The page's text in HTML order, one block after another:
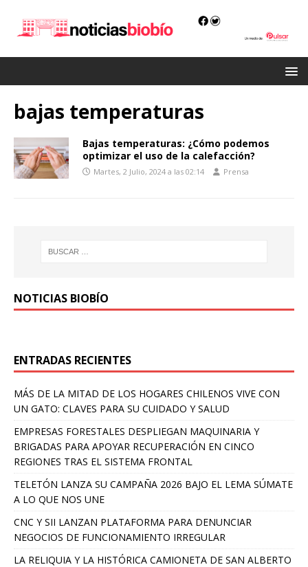
bajas temperaturas
Bajas temperaturas: ¿Cómo podemos
optimizar el uso de la calefacción?
Martes, 2 Julio, 2024 a las 02:14 Prensa
NOTICIAS BIOBÍO
ENTRADAS RECIENTES
MÁS DE LA MITAD DE LOS HOGARES CHILENOS VIVE CON
UN GATO: CLAVES PARA SU CUIDADO Y SALUD
EMPRESAS FORESTALES DESPLIEGAN MAQUINARIA Y
BRIGADAS PARA APOYAR RECUPERACIÓN EN CINCO
REGIONES TRAS EL SISTEMA FRONTAL
TELETÓN LANZA SU CAMPAÑA 2026 BAJO EL LEMA SÚMATE
A LO QUE NOS UNE
CNC Y SII LANZAN PLATAFORMA PARA DENUNCIAR
NEGOCIOS DE FUNCIONAMIENTO IRREGULAR
LA RELIQUIA Y LA HISTÓRICA CAMIONETA DE SAN ALBERTO